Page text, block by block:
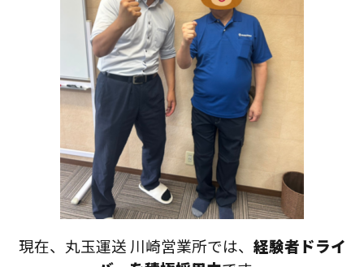
現在、丸玉運送 川崎営業所では、 経験者ドライ